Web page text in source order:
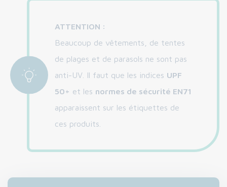
ATTENTION :
Beaucoup de vêtements, de tentes
de plages et de parasols ne sont pas
anti-UV. Il faut que les indices UPF
50+ et les normes de sécurité EN71
apparaissent sur les étiquettes de
ces produits.